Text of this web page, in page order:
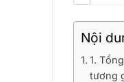
Nội
1.
tương